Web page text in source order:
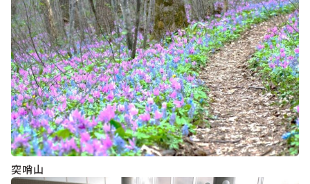
突哨山